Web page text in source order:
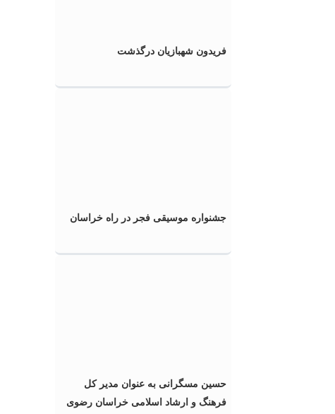
فریدون شهبازیان درگذشت
جشنواره موسیقی فجر در راه خراسان
حسین مسگرانی به عنوان مدیر کل
فرهنگ و ارشاد اسلامی خراسان رضوی